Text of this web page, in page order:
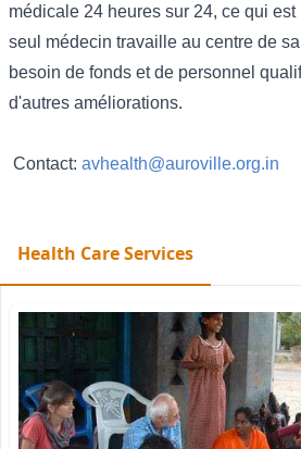
médicale 24 heures sur 24, ce qui
seul médecin travaille au centre de
besoin de fonds et de personnel
d'autres améliorations.
Contact: avhealth@auroville.org.in
Health Care Services